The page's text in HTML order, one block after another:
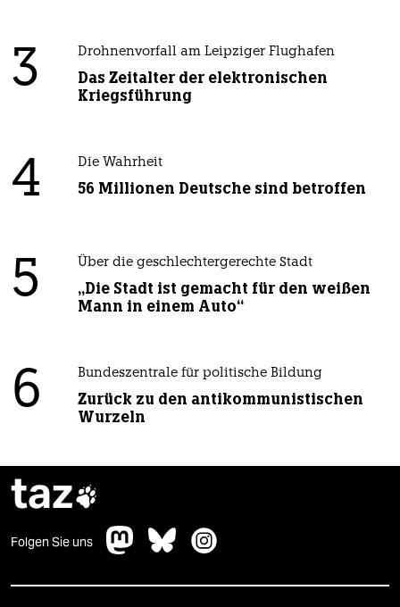
3 Drohnenvorfall am Leipziger Flughafen
Das Zeitalter der elektronischen
Kriegsführung
4 Die Wahrheit
56 Millionen Deutsche sind betroffen
5 Über die geschlechtergerechte Stadt
„Die Stadt ist gemacht für den weißen
Mann in einem Auto“
6 Bundeszentrale für politische Bildung
Zurück zu den antikommunistischen
Wurzeln
taz
Folgen Sie uns